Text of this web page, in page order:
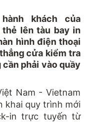
khách của
lên tàu bay in
hình điện thoại
cửa kiểm tra
phải vào quầy
Nam - Vietnam
khai quy trình mới
intrực tuyến từ